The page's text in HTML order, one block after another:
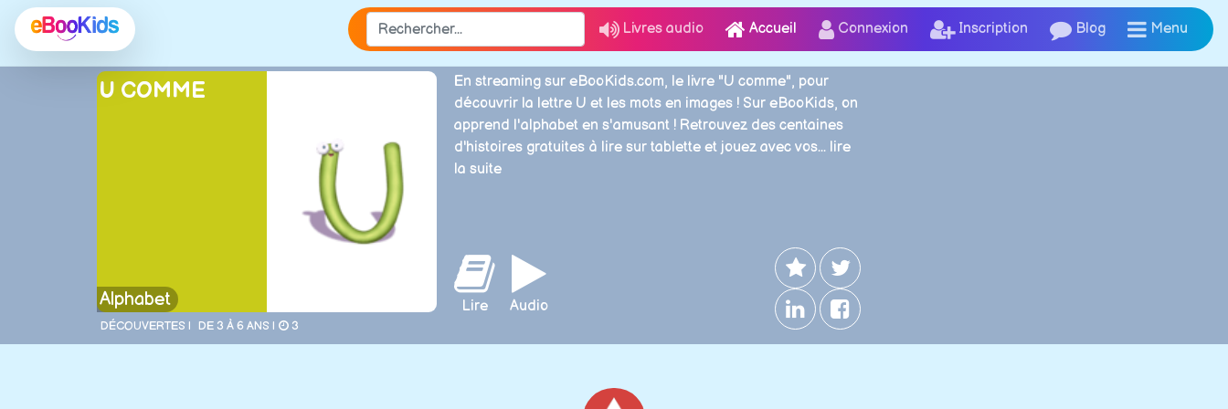
Livres audio Accueil Connexion Inscription Blog Menu
U COMME
Alphabet
DÉCOUVERTES | DE 3 À 6 ANS | 3
En streaming sur eBooKids.com, le livre "U comme", pour
découvrir la lettre U et les mots en images ! Sur eBooKids, on
apprend l'alphabet en s'amusant ! Retrouvez des centaines
d'histoires gratuites à lire sur tablette et jouez avec vos... lire
la suite
Lire Audio